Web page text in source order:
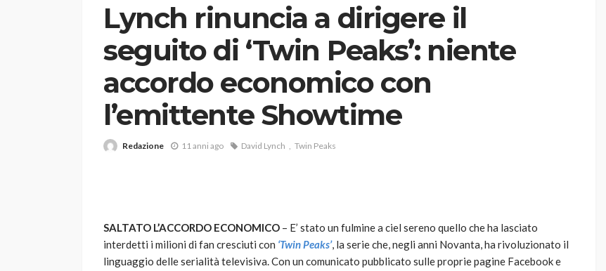
Lynch rinuncia a dirigere il
seguito di ‘Twin Peaks’: niente
accordo economico con
l’emittente Showtime
Redazione 11 anni ago David Lynch Twin Peaks
SALTATO L’ACCORDO ECONOMICO – E’ stato un fulmine a ciel sereno quello che ha lasciato
interdetti i milioni di fan cresciuti con ‘Twin Peaks’, la serie che, negli anni Novanta, ha rivoluzionato il
linguaggio delle serialità televisiva. Con un comunicato pubblicato sulle proprie pagine Facebook e
Robot tagliaerba: quale
scegliere per il tuo prato
passione per
l’automobilismo
abbracciano la stessa causa